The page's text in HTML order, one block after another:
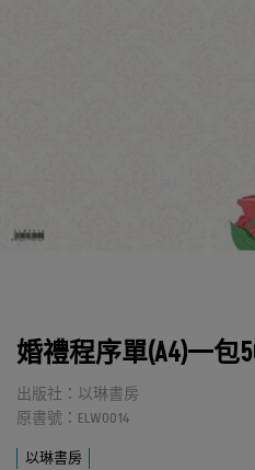
婚禮程序單(A4)一包
出版社：以琳書房
原書號：ELW0014
以琳書房